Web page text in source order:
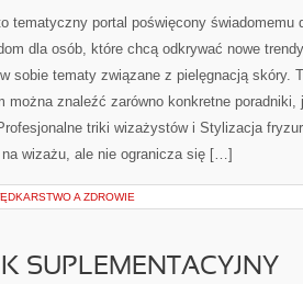
tematyczny portal poświęcony świadomemu
dla osób, które chcą odkrywać nowe
sobie tematy związane z pielęgnacją skóry.
można znaleźć zarówno konkretne poradniki,
triki wizażystów i Stylizacja
wizażu, ale nie ogranicza się […]
A ZDROWIE
SUPLEMENTACYJNY